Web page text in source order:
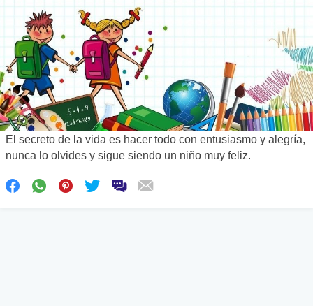
El secreto de la vida es hacer todo con entusiasmo y alegría,
nunca lo olvides y sigue siendo un niño muy feliz.